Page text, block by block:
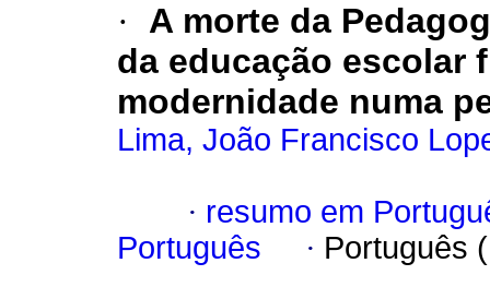
·
A morte da
da educação escolar
modernidade numa
Lima, João Francisco
· resumo em
Português
· Português